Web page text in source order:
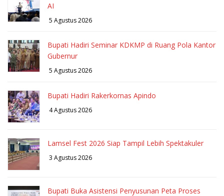
AI
5 Agustus 2026
Bupati Hadiri Seminar KDKMP di Ruang Pola Kantor
Gubernur
5 Agustus 2026
Bupati Hadiri Rakerkornas Apindo
4 Agustus 2026
Lamsel Fest 2026 Siap Tampil Lebih Spektakuler
3 Agustus 2026
Bupati Buka Asistensi Penyusunan Peta Proses